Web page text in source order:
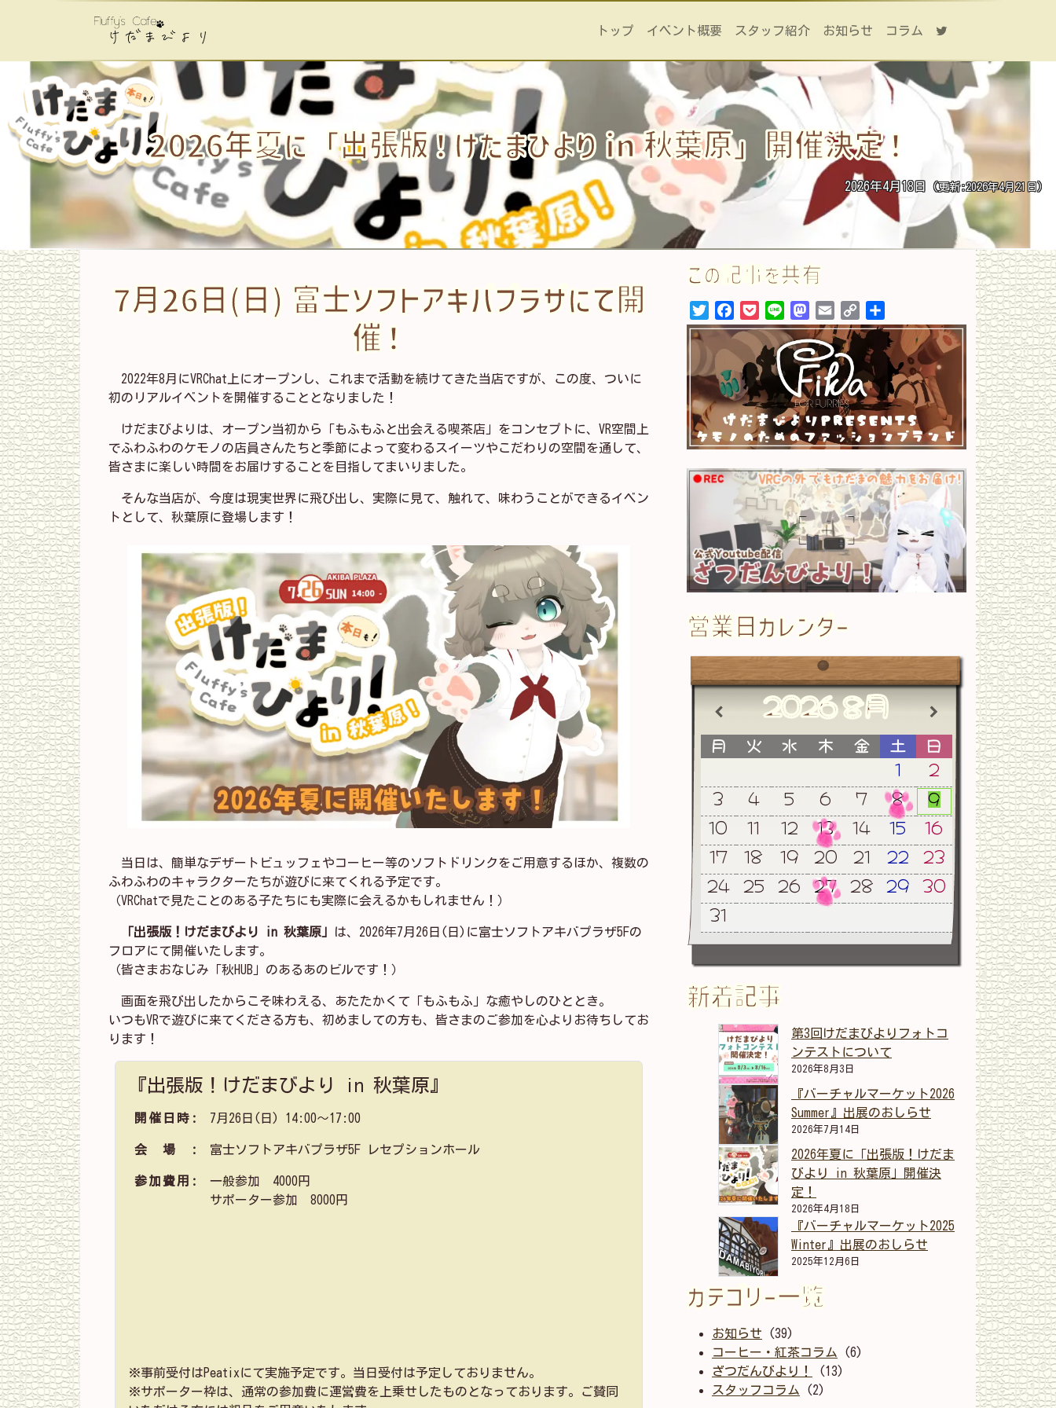
メインナビゲーション トップ イベント概要 スタッフ紹介 お知らせ コラム
2026年夏に「出張版！けだまびより in 秋葉原」開催決定！
2026年4月18日 (更新:2026年4月21日)
7月26日(日) 富士ソフトアキバプラザにて開
催！
2022年8月にVRChat上にオープンし、これまで活動を続けてきた当店ですが、この度、ついに
初のリアルイベントを開催することとなりました！
けだまびよりは、オープン当初から「もふもふと出会える喫茶店」をコンセプトに、VR空間上
でふわふわのケモノの店員さんたちと季節によって変わるスイーツやこだわりの空間を通して、
皆さまに楽しい時間をお届けすることを目指してまいりました。
そんな当店が、今度は現実世界に飛び出し、実際に見て、触れて、味わうことができるイベン
トとして、秋葉原に登場します！
当日は、簡単なデザートビュッフェやコーヒー等のソフトドリンクをご用意するほか、複数の
ふわふわのキャラクターたちが遊びに来てくれる予定です。
（VRChatで見たことのある子たちにも実際に会えるかもしれません！）
「出張版！けだまびより in 秋葉原」
は、2026年7月26日(日)に富士ソフトアキバプラザ5Fの
フロアにて開催いたします。
（皆さまおなじみ「秋HUB」のあるあのビルです！）
画面を飛び出したからこそ味わえる、あたたかくて「もふもふ」な癒やしのひととき。
いつもVRで遊びに来てくださる方も、初めましての方も、皆さまのご参加を心よりお待ちしてお
ります！
『出張版！けだまびより in 秋葉原』
開催日時 7月26日(日) 14:00～17:00
会場 富士ソフトアキバプラザ5F レセプションホール
参加費用
一般参加 4000円
サポーター参加 8000円
※事前受付はPeatixにて実施予定です。当日受付は予定しておりません。
※サポーター枠は、通常の参加費に運営費を上乗せしたものとなっております。ご賛同
この記事を共有
TwitterFacebook
PocketLine Mastodon
Email Copy
Link有
営業日カレンダー
2026 8月
月 火 水 木 金 土
日
1
2
3
4 5 6 7 8
9
10
11 12 13 14 15
16
17
18 19 20 21 22
23
24
25 26 27 28 29
30
31
新着記事
第3回けだまびよりフォトコ
ンテストについて
2026年8月3日
『バーチャルマーケット2026
Summer』出展のおしらせ
2026年7月14日
2026年夏に「出張版！けだま
びより in 秋葉原」開催決
定！
2026年4月18日
『バーチャルマーケット2025
Winter』出展のおしらせ
2025年12月6日
カテゴリー一覧
お知らせ (39)
コーヒー・紅茶コラム
(6)
ざつだんびより！
(13)
スタッフコラム
(2)